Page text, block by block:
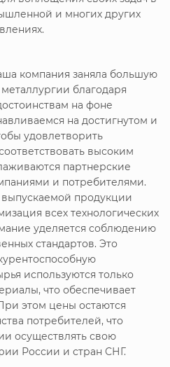
и многих других
компания заняла большую
благодаря
на фоне
на достигнутом и
удовлетворить
высоким
партнерские
и потребителями.
продукции
всех технологических
уделяется соблюдению
стандартов. Это
используются только
что обеспечивает
этом цены остаются
потребителей, что
осуществлять свою
России и стран СНГ.